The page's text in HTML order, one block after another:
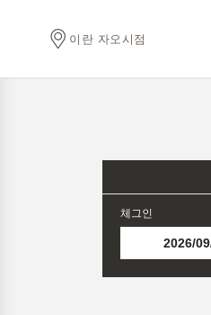
이란 자오시점
체그인